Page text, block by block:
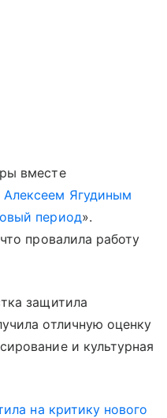
вместе
Алексеем Ягудиным
период».
провалила работу
защитила
отличную оценку
и культурная
на критику нового